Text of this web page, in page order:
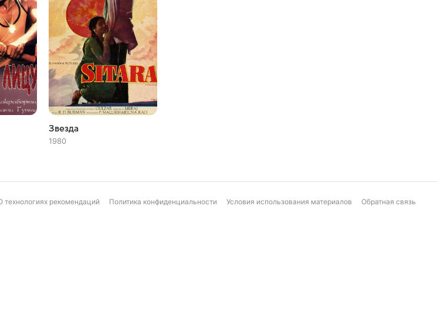
Звезда
1980
технологиях рекомендаций Политика конфиденциальности Условия использования материалов Обратная связь